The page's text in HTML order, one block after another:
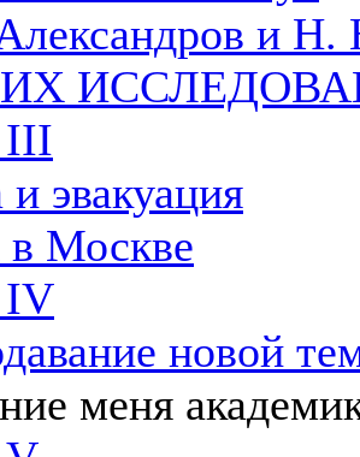
и Н.
III
эвакуация
в Москве
IV
новой
меня